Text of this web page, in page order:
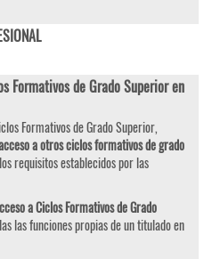
Formativos de Grado Superior en
Formativos de Grado Superior,
a otros ciclos formativos de grado
requisitos establecidos por las
a Ciclos Formativos de Grado
las funciones propias de un titulado en